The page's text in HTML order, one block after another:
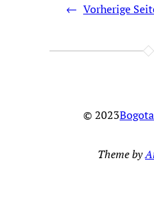
← Vorherige
© 2023
Theme by